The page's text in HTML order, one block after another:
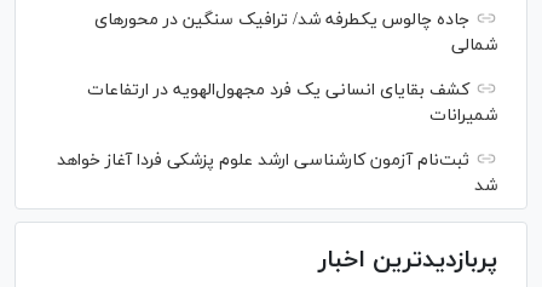
جاده چالوس یکطرفه شد/ ترافیک سنگین در محورهای
شمالی
کشف بقایای انسانی یک فرد مجهول‌الهویه در ارتفاعات
شمیرانات
ثبت‌نام آزمون کارشناسی ارشد علوم پزشکی فردا آغاز خواهد
شد
پربازدیدترین اخبار